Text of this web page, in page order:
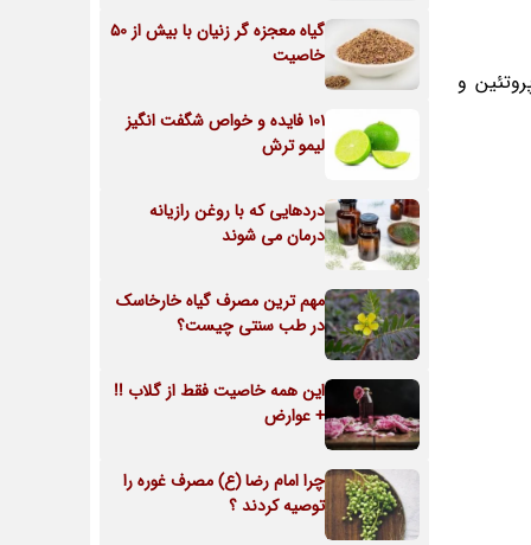
اینکه نیاز پروتئین و
گیاه معجزه گر زنیان با بیش از 50
خاصیت
101 فایده و خواص شگفت انگیز
لیمو ترش
دردهایی که با روغن رازیانه
درمان می شوند
مهم ترین مصرف گیاه خارخاسک
در طب سنتی چیست؟
این همه خاصیت فقط از گلاب !!
+ عوارض
چرا امام رضا (ع) مصرف غوره را
توصیه کردند ؟